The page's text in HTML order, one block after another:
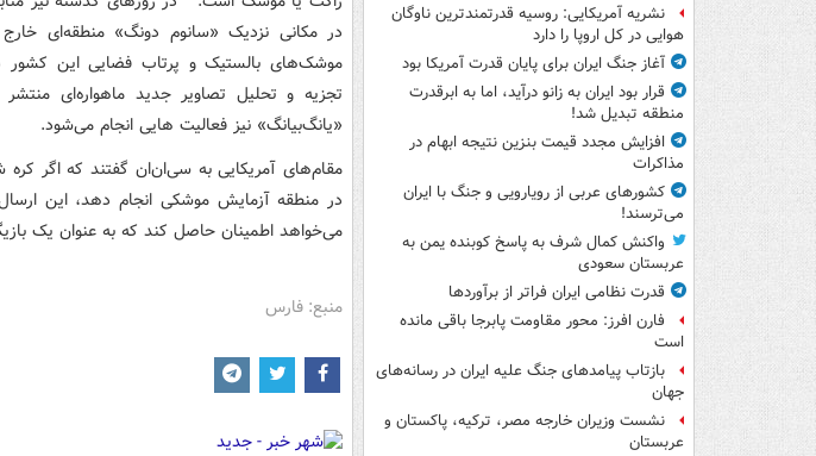
نشریه آمریکایی: روسیه قدرتمندترین ناوگان
هوایی در کل اروپا را دارد
آغاز جنگ ایران برای پایان قدرت آمریکا بود
قرار بود ایران به زانو درآید، اما به ابرقدرت
منطقه تبدیل شد!
افزایش مجدد قیمت بنزین نتیجه ابهام در
مذاکرات
کشورهای عربی از رویارویی و جنگ با ایران
می‌ترسند!
واکنش کمال شرف به پاسخ کوبنده یمن به
عربستان سعودی
قدرت نظامی ایران فراتر از برآوردها
فارن افرز: محور مقاومت پابرجا باقی مانده
است
بازتاب پیامدهای جنگ علیه ایران در رسانه‌های
جهان
نشست وزیران خارجه مصر، ترکیه، پاکستان و
عربستان
در مکانی نزدیک «سانوم دونگ» منطقه‌ای
موشک‌های بالستیک و پرتاب فضایی این کشور
تجزیه و تحلیل تصاویر جدید ماهواره‌ای
«یانگ‌بیانگ» نیز فعالیت هایی انجام می‌شود.
مقام‌های آمریکایی به سی‌ان‌ان گفتند که اگر
در منطقه آزمایش موشکی انجام دهد، این
می‌خواهد اطمینان حاصل کند که به عنوان یک
منبع: فارس